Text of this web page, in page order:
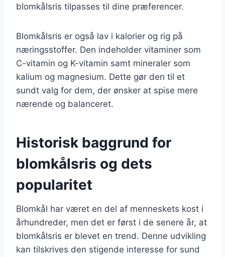
blomkålsris tilpasses til dine præferencer.
Blomkålsris er også lav i kalorier og rig på
næringsstoffer. Den indeholder vitaminer som
C-vitamin og K-vitamin samt mineraler som
kalium og magnesium. Dette gør den til et
sundt valg for dem, der ønsker at spise mere
nærende og balanceret.
Historisk baggrund for
blomkålsris og dets
popularitet
Blomkål har været en del af menneskets kost i
århundreder, men det er først i de senere år, at
blomkålsris er blevet en trend. Denne udvikling
kan tilskrives den stigende interesse for sund